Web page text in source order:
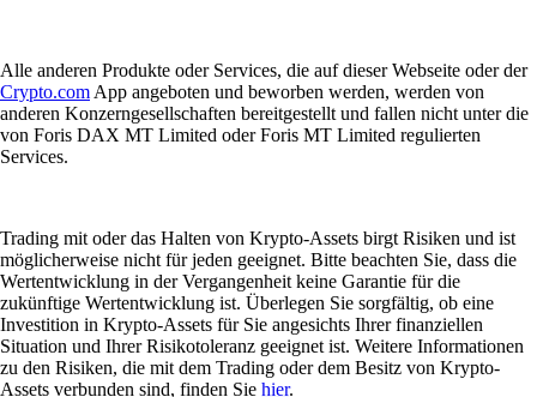
Alle anderen Produkte oder Services, die auf dieser Webseite oder der
Crypto.com App angeboten und beworben werden, werden von
anderen Konzerngesellschaften bereitgestellt und fallen nicht unter die
von Foris DAX MT Limited oder Foris MT Limited regulierten
Services.
Trading mit oder das Halten von Krypto-Assets birgt Risiken und ist
möglicherweise nicht für jeden geeignet. Bitte beachten Sie, dass die
Wertentwicklung in der Vergangenheit keine Garantie für die
zukünftige Wertentwicklung ist. Überlegen Sie sorgfältig, ob eine
Investition in Krypto-Assets für Sie angesichts Ihrer finanziellen
Situation und Ihrer Risikotoleranz geeignet ist. Weitere Informationen
zu den Risiken, die mit dem Trading oder dem Besitz von Krypto-
Assets verbunden sind, finden Sie hier.